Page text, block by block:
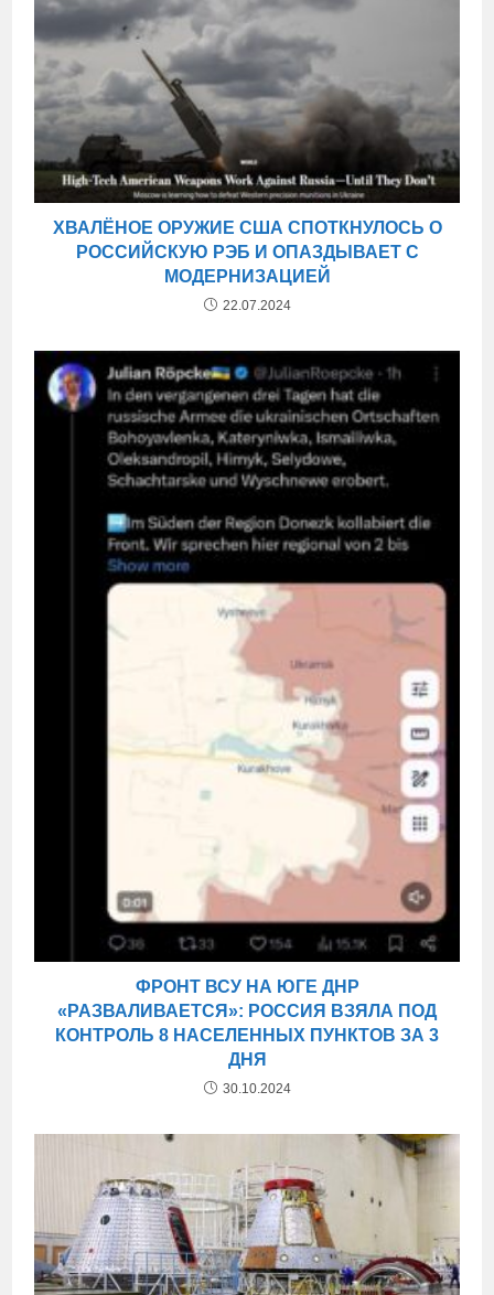
ХВАЛЁНОЕ ОРУЖИЕ США СПОТКНУЛОСЬ О
РОССИЙСКУЮ РЭБ И ОПАЗДЫВАЕТ С
МОДЕРНИЗАЦИЕЙ
22.07.2024
ФРОНТ ВСУ НА ЮГЕ ДНР
«РАЗВАЛИВАЕТСЯ»: РОССИЯ ВЗЯЛА ПОД
КОНТРОЛЬ 8 НАСЕЛЕННЫХ ПУНКТОВ ЗА 3
ДНЯ
30.10.2024